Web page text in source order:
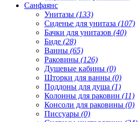
Санфаянс
Унитазы (133)
Сиденье для унитаза (107)
Бачки для унитазов (40)
Биде (28)
Ванны (65)
Раковины (126)
Душевые кабины (0)
Шторки для ванны (0)
Поддоны для душа (1)
Колонны для раковин (11)
Консоли для раковины (0)
Писсуары (0)